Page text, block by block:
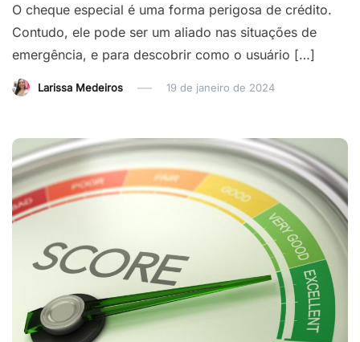
O cheque especial é uma forma perigosa de crédito.
Contudo, ele pode ser um aliado nas situações de
emergência, e para descobrir como o usuário […]
Larissa Medeiros 19 de janeiro de 2024